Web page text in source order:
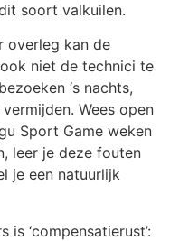
soort valkuilen.
overleg kan de
niet de technici te
‘s nachts,
Wees open
Sport Game weken
leer je deze fouten
je een natuurlijk
‘compensatierust’: